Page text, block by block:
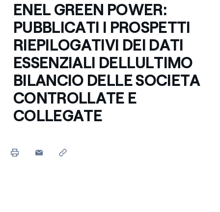
ENEL GREEN POWER:
PUBBLICATI I PROSPETTI
RIEPILOGATIVI DEI DATI
ESSENZIALI DELLULTIMO
BILANCIO DELLE SOCIETA
CONTROLLATE E
COLLEGATE